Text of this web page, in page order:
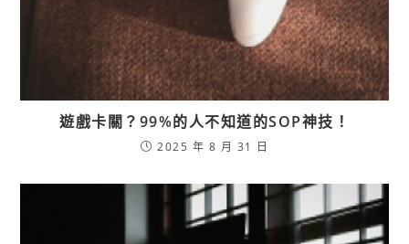
遊戲卡關？99%的人不知道的SOP神技！
2025 年 8 月 31 日